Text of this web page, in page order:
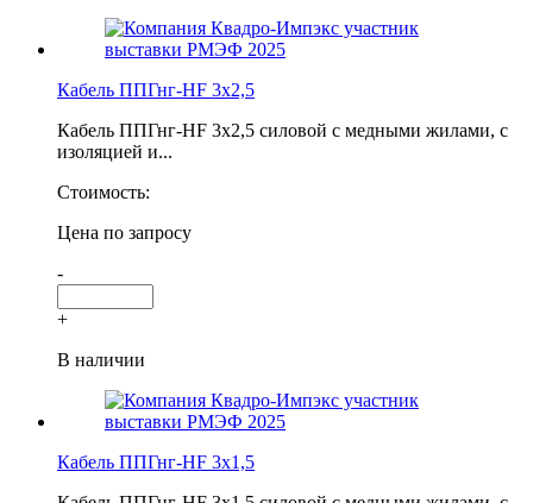
Кабель ППГнг-HF 3х2,5
Кабель ППГнг-HF 3х2,5 силовой с медными жилами, с
изоляцией и...
Стоимость:
Цена по запросу
-
+
В наличии
Кабель ППГнг-HF 3х1,5